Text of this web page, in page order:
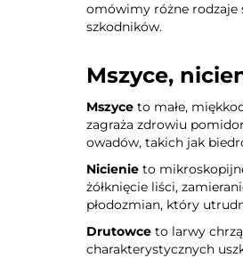
omówimy różne rodzaje
szkodników.
Mszyce,
Mszyce to małe,
zagraża zdrowiu
owadów, takich jak
Nicienie to
żółknięcie liści,
płodozmian, który
Drutowce to larwy
charakterystycznych